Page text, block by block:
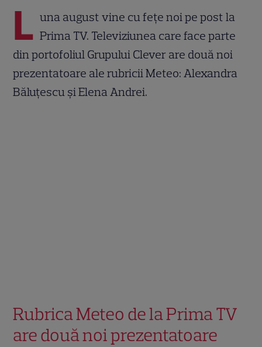
L una august vine cu fețe noi pe post la
Prima TV. Televiziunea care face parte
din portofoliul Grupului Clever are două noi
prezentatoare ale rubricii Meteo: Alexandra
Băluțescu și Elena Andrei.
Rubrica Meteo de la Prima TV
are două noi prezentatoare